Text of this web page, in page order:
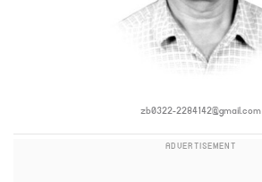
zb0322-2284142@gmail.com